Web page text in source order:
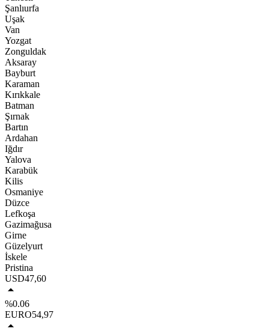
Şanlıurfa
Uşak
Van
Yozgat
Zonguldak
Aksaray
Bayburt
Karaman
Kırıkkale
Batman
Şırnak
Bartın
Ardahan
Iğdır
Yalova
Karabük
Kilis
Osmaniye
Düzce
Lefkoşa
Gazimağusa
Girne
Güzelyurt
İskele
Pristina
USD47,60
%0.06
EURO54,97